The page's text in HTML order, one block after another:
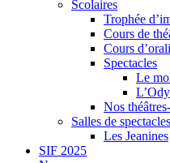
Scolaires
Trophée
Cours de
Cours
Spectacles
Le
Nos
Salles de spectacles
Les Jeanines
SIF 2025